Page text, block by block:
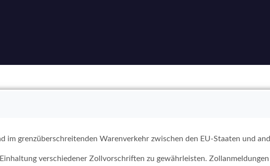
im grenzüberschreitenden Warenverkehr zwischen den EU-Staaten und
verschiedener Zollvorschriften zu gewährleisten.